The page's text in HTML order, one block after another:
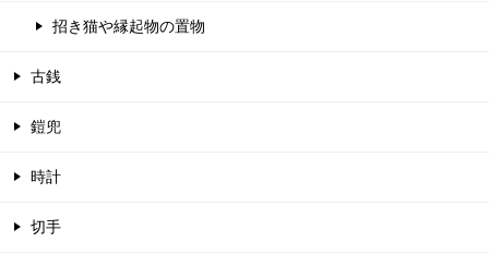
招き猫や縁起物の置物
古銭
鎧兜
時計
切手